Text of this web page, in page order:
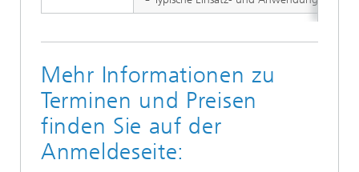
Mehr Informationen zu
Terminen und Preisen
finden Sie auf der
Anmeldeseite: